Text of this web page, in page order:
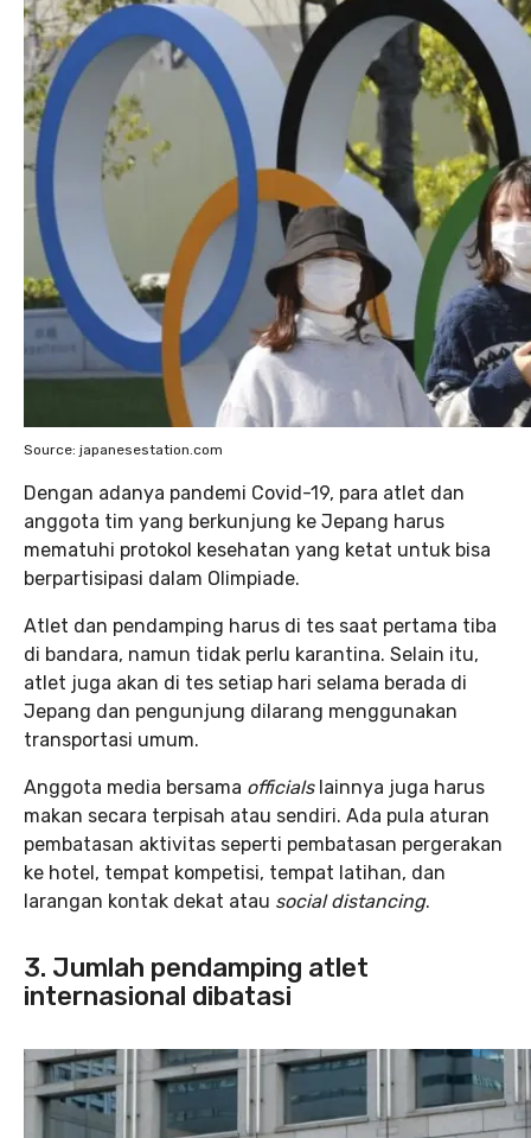
Source: japanesestation.com
Dengan adanya pandemi Covid-19, para atlet dan
anggota tim yang berkunjung ke Jepang harus
mematuhi protokol kesehatan yang ketat untuk bisa
berpartisipasi dalam Olimpiade.
Atlet dan pendamping harus di tes saat pertama tiba
di bandara, namun tidak perlu karantina. Selain itu,
atlet juga akan di tes setiap hari selama berada di
Jepang dan pengunjung dilarang menggunakan
transportasi umum.
Anggota media bersama officialslainnya juga harus
makan secara terpisah atau sendiri. Ada pula aturan
pembatasan aktivitas seperti pembatasan pergerakan
ke hotel, tempat kompetisi, tempat latihan, dan
larangan kontak dekat atau social distancing.
3. Jumlah pendamping atlet
internasional dibatasi